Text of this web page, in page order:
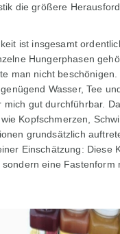
die größere
ist insgesamt
Hungerphasen
man nicht beschönigen.
Wasser, Tee
mich gut durchführbar.
Kopfschmerzen,
grundsätzlich
Einschätzung: Diese
eine Fastenform